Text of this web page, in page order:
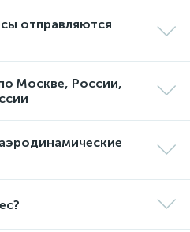
отправляются
Москве, России,